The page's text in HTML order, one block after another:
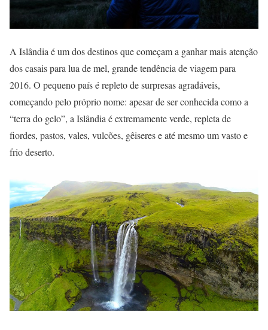
A Islândia é um dos destinos que começam a ganhar mais atenção
dos casais para lua de mel, grande tendência de viagem para
2016. O pequeno país é repleto de surpresas agradáveis,
começando pelo próprio nome: apesar de ser conhecida como a
“terra do gelo”, a Islândia é extremamente verde, repleta de
fiordes, pastos, vales, vulcões, gêiseres e até mesmo um vasto e
frio deserto.